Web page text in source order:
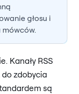
głosu i
Kanały RSS
zdobycia
są